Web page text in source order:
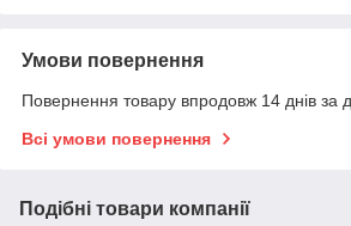
Умови повернення
Повернення товару впродовж 14 днів за
Всі умови повернення
Подібні товари компанії